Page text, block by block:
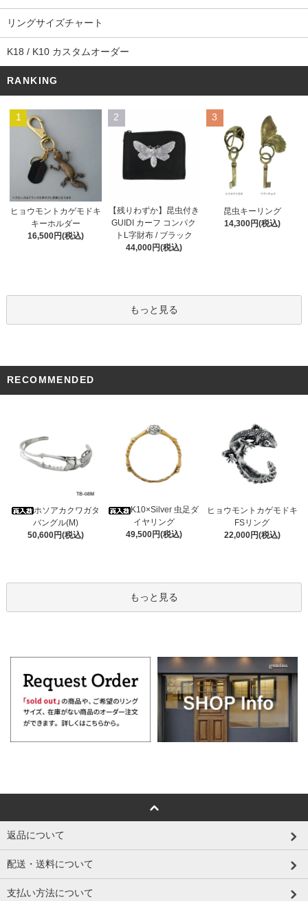
リングサイズチャート
K18 / K10 カスタムオーダー
RANKING
1
ヒョウモントカゲモドキ
キーホルダー
16,500円(税込)
2
【残りわずか】昆虫付き
GUIDI カーフ コンパク
トL字財布 / ブラック
44,000円(税込)
3
昆虫キーリング
14,300円(税込)
もっと見る
RECOMMENDED
ホソアカクワガタ
バングル(M)
50,600円(税込)
K10×Silver 虫足ダ
イヤリング
49,500円(税込)
ヒョウモントカゲモドキ
FSリング
22,000円(税込)
もっと見る
返品について
配送・送料について
支払い方法について